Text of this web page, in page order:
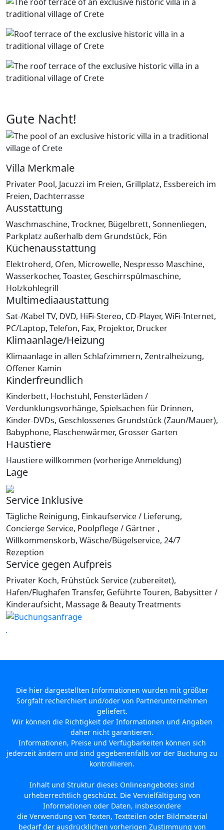
Gute Nacht!
Villa Merkmale
Privater Pool, Jacuzzi im Freien, Grillplatz, Essbereich im
Freien, Dachterrasse
Ausstattung
Waschmaschine, Trockner, Bügelbrett, Sonnenliegen,
Parkplatz außerhalb dem Grundstück, Fön
Küchenausstattung
Elektroherd, Ofen, Microwelle, Nespresso Maschine,
Wasserkocher, Toaster, Geschirrspülmaschine,
Holzkohlegrill
Multimediaaustattung
Sat-/Kabel TV, DVD, HiFi-Stereo, CD-Player, WiFi-Internet,
PC/Laptop, Telefon, Fax, Projektor, Drucker
Klimaanlage/Heizung
Klimaanlage in allen Schlafzimmern, Zentralheizung,
Offener Kamin
Kinderfreundlich
Kinderbett, Hochstuhl, Fensterläden /
Verdunklungsvorhänge, Spielsachen für Drinnen,
Kinder-DVDs, Geschlossenes Grundstück (Zaun/Mauer),
Babyphone, Flaschenwärmer, Grosser Garten
Haustiere
Haustiere willkommen (vorherige Anmeldung)
Lage
Service Inklusive
Tägliche Reinigung, Einkaufservice / Lieferung,
Concierge Service, Poolpflege / Gärtner ,
Willkommenskorb, Wäsche/Bügelservice, 24/7
Rezeption
Service gegen Aufpreis
Privater Koch, Frühstück Service (zubereitet),
Hafen/Flughafen Transfer, Geführte Touren, Babysitter /
Kinderaufsicht, Massage & Beauty Treatments
Die hier dargestellten Informationen wurden mit größter
Sorgfalt recherchiert und/oder von Partnerunternehmen
geliefert.
Wir können die Richtigkeit der Informationen und Angaben
daher nicht garantieren.
Informationen, Preise und Verfügbarkeiten können sich
jederzeit ändern und sind gegebenenfalls vor der Buchung zu
kontrollieren.
Inhalt und Struktur dieses Onlineangebotes sind
urheberrechtlich geschützt. Die Vervielfältigung von
Informationen oder Daten, insbesondere
die Verwendung von Texten, Textteilen oder Bildmaterial
bedarf der ausdrücklichen vorherigen Zustimmung von